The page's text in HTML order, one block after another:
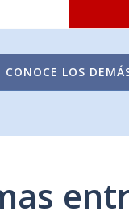
CONOCE LOS